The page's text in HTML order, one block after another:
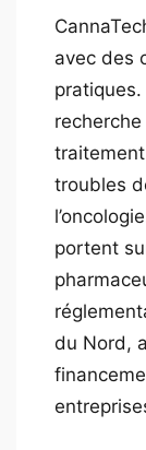
avec des
traitement
troubles
portent
du Nord,